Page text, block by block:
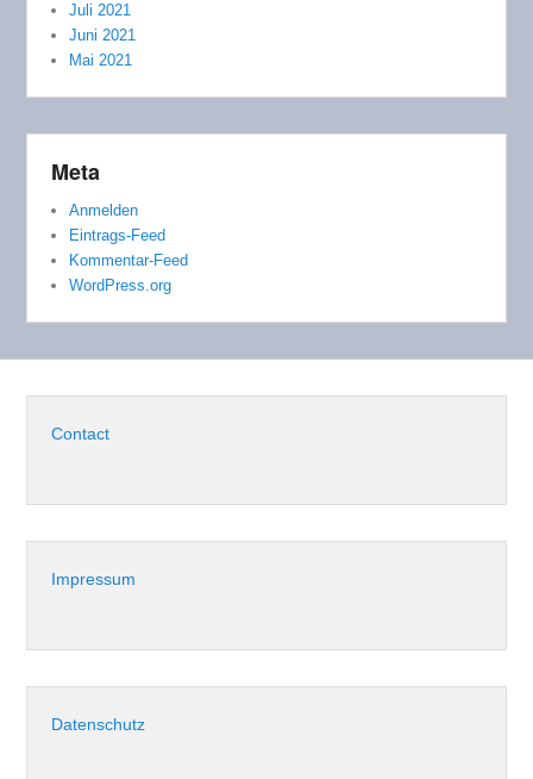
Juli 2021
Juni 2021
Mai 2021
Meta
Anmelden
Eintrags-Feed
Kommentar-Feed
WordPress.org
Contact
Impressum
Datenschutz